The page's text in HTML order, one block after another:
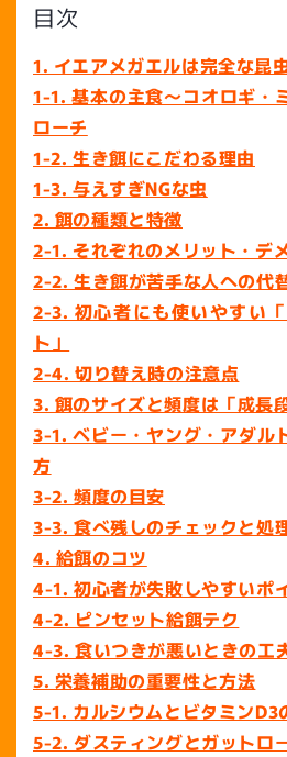
目次
1. イエアメガエルは完全な昆
1-1. 基本の主食〜コオロギ・
ローチ
1-2. 生き餌にこだわる理由
1-3. 与えすぎNGな虫
2. 餌の種類と特徴
2-1. それぞれのメリット・デ
2-2. 生き餌が苦手な人への代
2-3. 初心者にも使いやすい
ト」
2-4. 切り替え時の注意点
3. 餌のサイズと頻度は「成長
3-1. ベビー・ヤング・アダル
方
3-2. 頻度の目安
3-3. 食べ残しのチェックと処
4. 給餌のコツ
4-1. 初心者が失敗しやすいポ
4-2. ピンセット給餌テク
4-3. 食いつきが悪いときの工
5. 栄養補助の重要性と方法
5-1. カルシウムとビタミンD3
5-2. ダスティングとガットロ